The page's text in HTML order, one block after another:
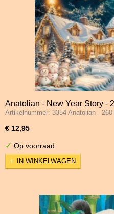
Anatolian - New Year Story -
Artikelnummer: 3354 Anatolian -
€ 12,95
✓ Op voorraad
IN WINKELWAGEN